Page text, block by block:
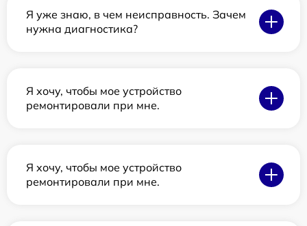
Я уже знаю, в чем неисправность. Зачем
нужна диагностика?
Я хочу, чтобы мое устройство
ремонтировали при мне.
Я хочу, чтобы мое устройство
ремонтировали при мне.